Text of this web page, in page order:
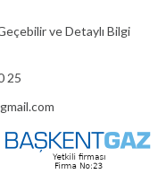
ve Detaylı Bilgi
25